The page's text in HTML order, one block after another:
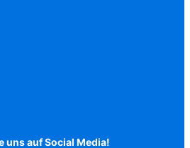
uns auf Social Media!